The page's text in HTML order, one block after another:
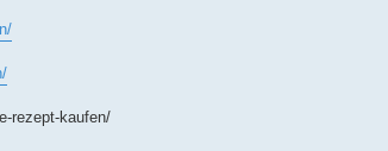
rezept-kaufen/